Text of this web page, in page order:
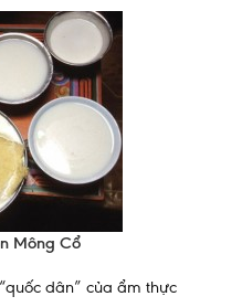
Mông Cổ
dân” của ẩm thực